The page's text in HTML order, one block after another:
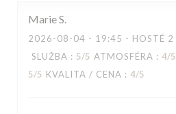
MarieS
2026-08-04 - 19:45 - HOSTÉ 2
SLUŽBA : 5/5 ATMOSFÉRA : 4/5
5/5 KVALITA / CENA : 4/5